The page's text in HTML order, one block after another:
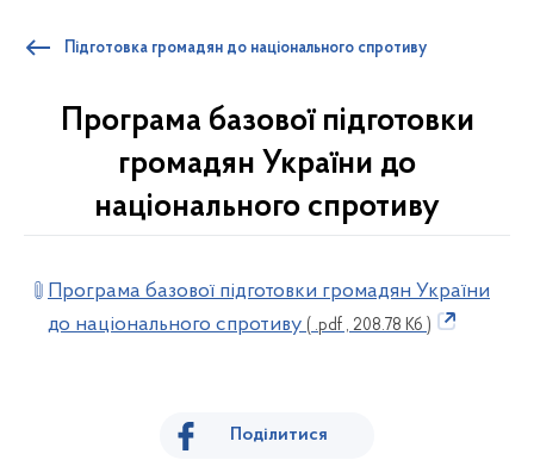
Підготовка громадян до національного спротиву
Програма базової підготовки
громадян України до
національного спротиву
Програма базової підготовки громадян України
до національного спротиву ( .pdf , 208.78 Кб )
Поділитися